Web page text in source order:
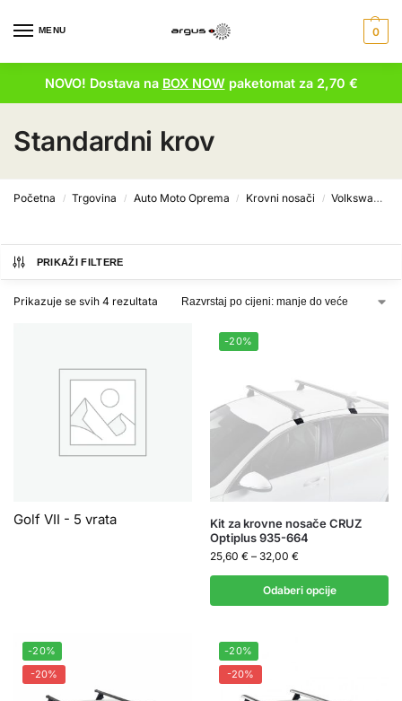
MENU 0
NOVO! Dostava na BOX NOWpaketomat za 2,70 €
Standardni krov
Početna / Trgovina / Auto Moto Oprema / Krovni nosači / Volkswagen krovni nosači
PRIKAŽI FILTERE
Prikazuje se svih 4 rezultata
Golf VII - 5 vrata
-20%
Kit za krovne nosače CRUZ
Optiplus 935-664
25,60 € – 32,00 €
Odaberi opcije
-20%
-20%
-20%
-20%